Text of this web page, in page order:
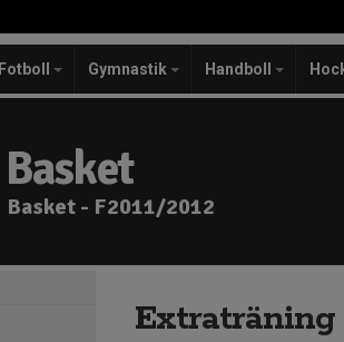
Fotboll Gymnastik Handboll
Basket
Basket - F2011/2012
Extraträning